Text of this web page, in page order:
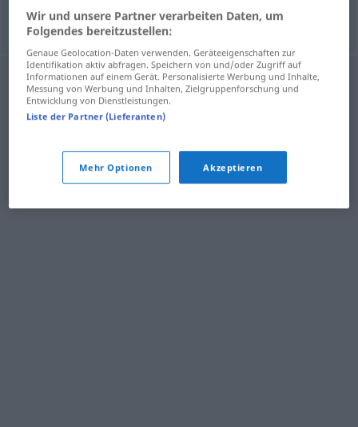
calado durchbrochen TEX Stickerei
Wir und unsere Partner verarbeiten Daten, um
Folgendes bereitzustellen:
Genaue Geolocation-Daten verwenden. Geräteeigenschaften zur
Identifikation aktiv abfragen. Speichern von und/oder Zugriff auf
Informationen auf einem Gerät. Personalisierte Werbung und Inhalte,
Messung von Werbung und Inhalten, Zielgruppenforschung und
Entwicklung von Dienstleistungen.
Liste der Partner (Lieferanten)
Mehr Optionen Akzeptieren